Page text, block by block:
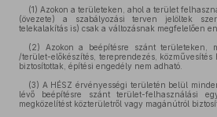
(1) Azokon a területeken, ahol a terület
(övezete) a szabályozási terven jelöltek
telekalakítás is) csak a változásnak megfelelően
(2) Azokon a beépítésre szánt területeken,
/terület-előkészítés, tereprendezés,
biztosítottak, építési engedély nem adható.
(3) A HÉSZ érvényességi területén belül
lévő beépítésre szánt terület-felhasználási
megközelítést közterületről vagy magánútról